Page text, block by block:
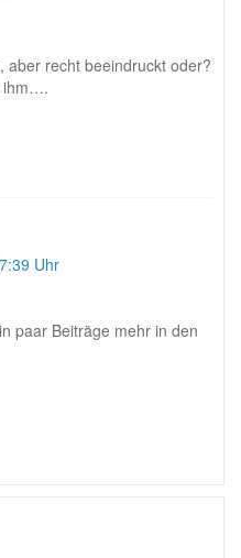
aber recht beeindruckt oder?
ihm….
Uhr
paar Beiträge mehr in den